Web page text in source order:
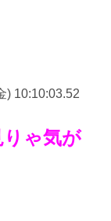
) 10:10:03.52
ゃ気が